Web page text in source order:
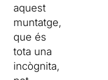
aquest
muntatge,
que és
tota una
incògnita,